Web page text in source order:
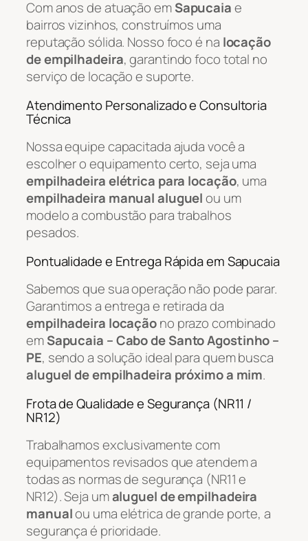
Com anos de atuação emSapucaiae
bairros vizinhos, construímos uma
reputação sólida. Nosso foco é na locação
de empilhadeira, garantindo foco total no
serviço de locação e suporte.
Atendimento Personalizado e Consultoria
Técnica
Nossa equipe capacitada ajuda você a
escolher o equipamento certo, seja uma
empilhadeira elétrica para locação, uma
empilhadeira manual aluguelou um
modelo a combustão para trabalhos
pesados.
Pontualidade e Entrega Rápida em Sapucaia
Sabemos que sua operação não pode parar.
Garantimos a entrega e retirada da
empilhadeira locaçãono prazo combinado
emSapucaia – Cabo de Santo Agostinho –
PE, sendo a solução ideal para quem busca
aluguel de empilhadeira próximo a mim.
Frota de Qualidade e Segurança (NR11 /
NR12)
Trabalhamos exclusivamente com
equipamentos revisados que atendem a
todas as normas de segurança (NR11 e
NR12). Seja umaluguel de empilhadeira
manualou uma elétrica de grande porte, a
segurança é prioridade.